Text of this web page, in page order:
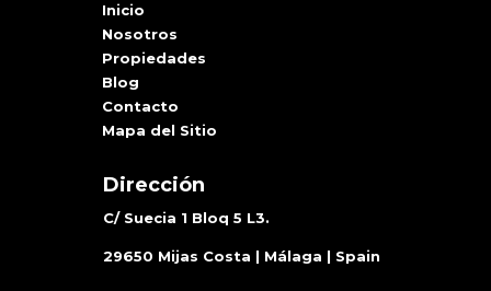
Inicio
Nosotros
Propiedades
Blog
Contacto
Mapa del Sitio
Dirección
C/ Suecia 1 Bloq 5 L3.
29650 Mijas Costa | Málaga | Spain